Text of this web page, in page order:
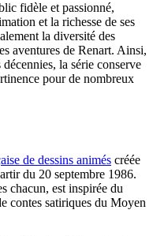
fidèle et passionné,
et la richesse de ses
la diversité des
aventures de Renart. Ainsi,
la série conserve
pour de nombreux
de dessins animés créée
du 20 septembre 1986.
chacun, est inspirée du
contes satiriques du Moyen